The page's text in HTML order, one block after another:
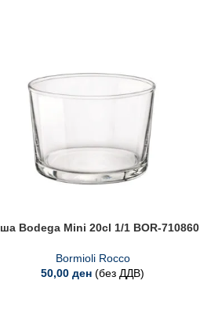
Bodega Mini 20cl 1/1 BOR-710860
Bormioli Rocco
50,00ден (без ДДВ)